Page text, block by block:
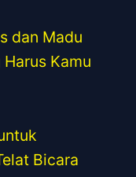
dan Madu
Kamu
Bicara